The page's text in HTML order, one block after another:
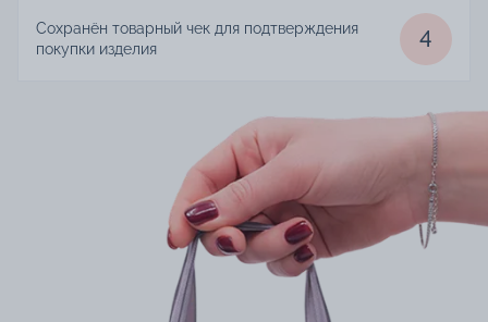
Сохранён товарный чек для подтверждения
покупки изделия
4